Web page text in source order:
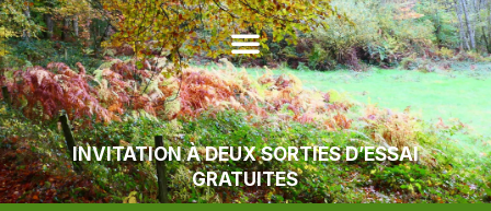
INVITATION À DEUX SORTIES D’ESSAI
GRATUITES